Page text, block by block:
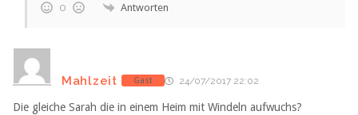
0 Antworten
Mahlzeit Gast 24/07/2017 22:02
Die gleiche Sarah die in einem Heim mit Windeln aufwuchs?